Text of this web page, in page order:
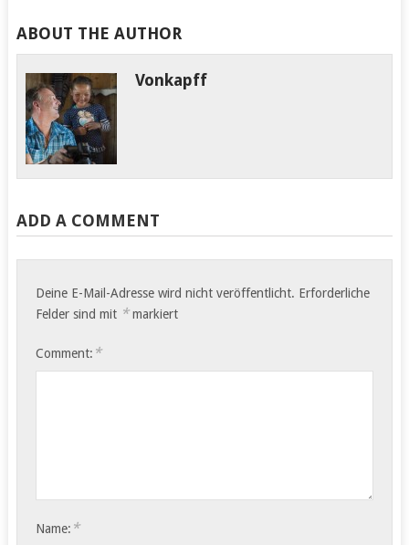
ABOUT THE AUTHOR
Vonkapff
ADD A COMMENT
Deine E-Mail-Adresse wird nicht veröffentlicht. Erforderliche
Felder sind mit *markiert
Comment: *
Name: *